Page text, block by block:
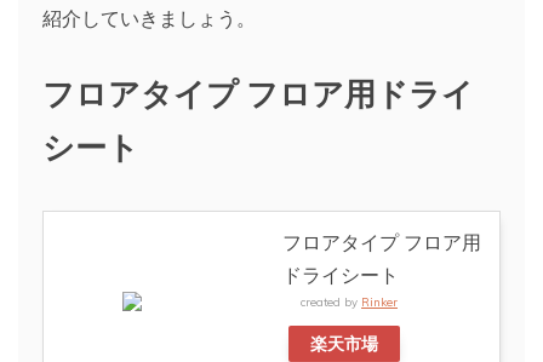
紹介していきましょう。
フロアタイプ フロア用ドライ
シート
フロアタイプ フロア用
ドライシート
created by Rinker
楽天市場